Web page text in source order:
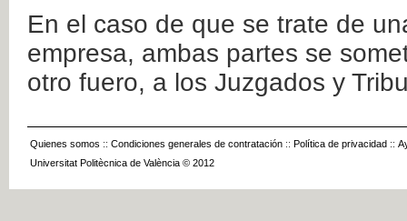
En el caso de que se trate de
empresa, ambas partes se
otro fuero, a los Juzgados y
Quienes somos :: Condiciones generales de contratación :: Política de privacidad ::
Universitat Politècnica de València © 2012